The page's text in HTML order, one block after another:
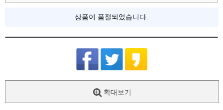
상품이 품절되었습니다.
확대보기